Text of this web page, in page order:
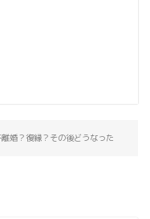
婚？復縁？その後どうなった